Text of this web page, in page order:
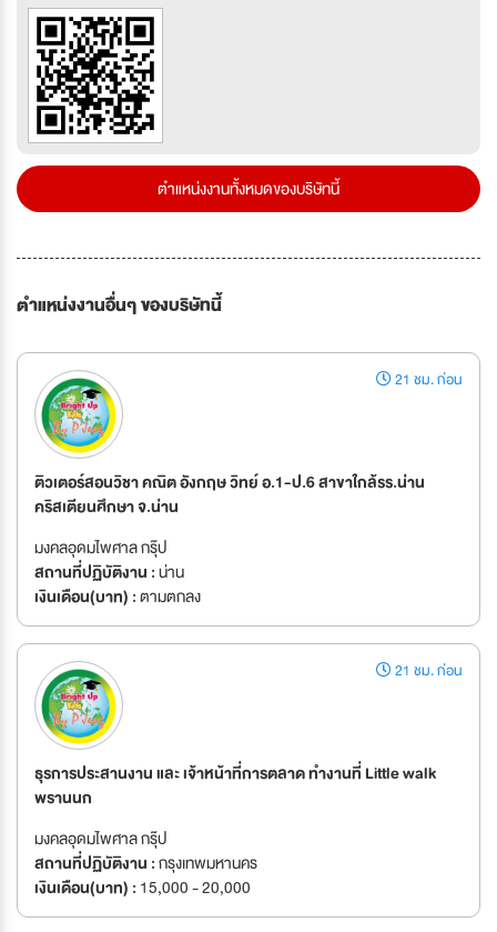
ตำแหน่งงานทั้งหมดของบริษัทนี้
ตำแหน่งงานอื่นๆ ของบริษัทนี้
21 ชม. ก่อน
ติวเตอร์สอนวิชา คณิต อังกฤษ วิทย์ อ.1-ป.6 สาขาใกล้รร.น่าน
คริสเตียนศึกษา จ.น่าน
มงคลอุดมไพศาล กรุ๊ป
สถานที่ปฏิบัติงาน :น่าน
เงินเดือน(บาท) :ตามตกลง
21 ชม. ก่อน
ธุรการประสานงาน และ เจ้าหน้าที่การตลาด ทำงานที่ Little walk
พรานนก
มงคลอุดมไพศาล กรุ๊ป
สถานที่ปฏิบัติงาน :กรุงเทพมหานคร
เงินเดือน(บาท) : 15,000 - 20,000